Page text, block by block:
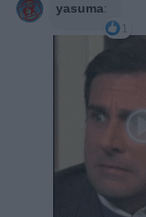
yasuma:
1